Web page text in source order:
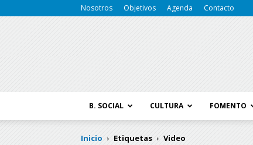
Nosotros Objetivos Agenda Contacto
B. SOCIAL CULTURA FOMENTO
Inicio Etiquetas Video